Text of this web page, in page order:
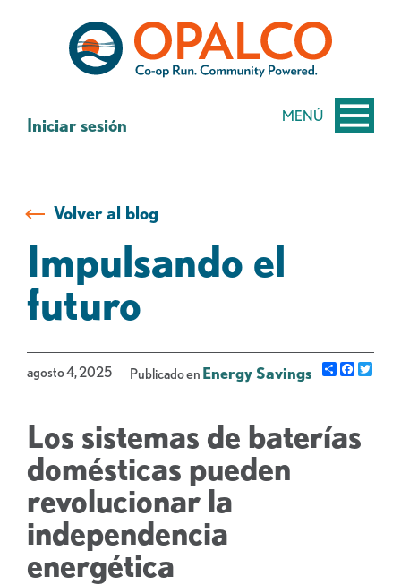
contenido
MENÚ
Iniciar sesión
Volver al blog
Impulsando el
futuro
agosto 4, 2025 Publicado en Energy Savings Share
Los sistemas de baterías
domésticas pueden
revolucionar la
independencia
energética